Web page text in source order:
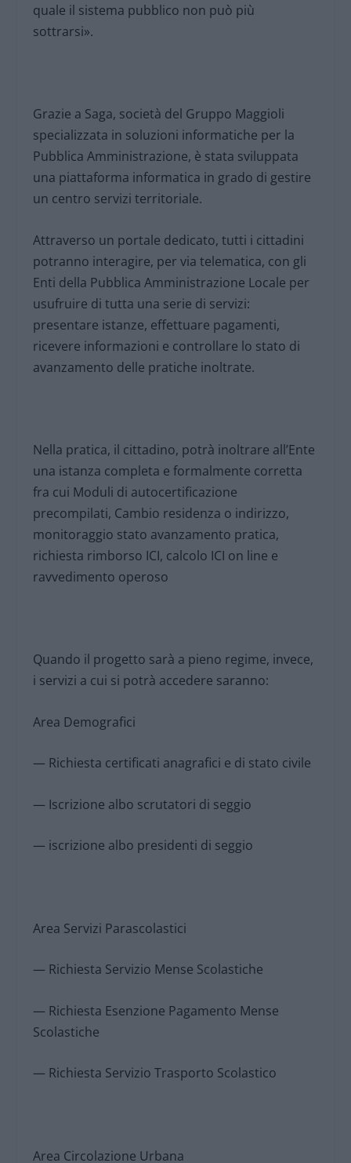
quale il sistema pubblico non può più
sottrarsi».
Grazie a Saga, società del Gruppo Maggioli
specializzata in soluzioni informatiche per la
Pubblica Amministrazione, è stata sviluppata
una piattaforma informatica in grado di gestire
un centro servizi territoriale.
Attraverso un portale dedicato, tutti i cittadini
potranno interagire, per via telematica, con gli
Enti della Pubblica Amministrazione Locale per
usufruire di tutta una serie di servizi:
presentare istanze, effettuare pagamenti,
ricevere informazioni e controllare lo stato di
avanzamento delle pratiche inoltrate.
Nella pratica, il cittadino, potrà inoltrare all’Ente
una istanza completa e formalmente corretta
fra cui Moduli di autocertificazione
precompilati, Cambio residenza o indirizzo,
monitoraggio stato avanzamento pratica,
richiesta rimborso ICI, calcolo ICI on line e
ravvedimento operoso
Quando il progetto sarà a pieno regime, invece,
i servizi a cui si potrà accedere saranno:
Area Demografici
— Richiesta certificati anagrafici e di stato civile
— Iscrizione albo scrutatori di seggio
— iscrizione albo presidenti di seggio
Area Servizi Parascolastici
— Richiesta Servizio Mense Scolastiche
— Richiesta Esenzione Pagamento Mense
Scolastiche
— Richiesta Servizio Trasporto Scolastico
Area Circolazione Urbana